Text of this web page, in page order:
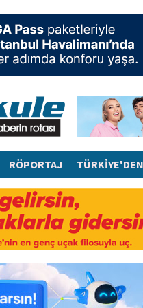
RÖPORTAJ TÜRKİYE'DEN